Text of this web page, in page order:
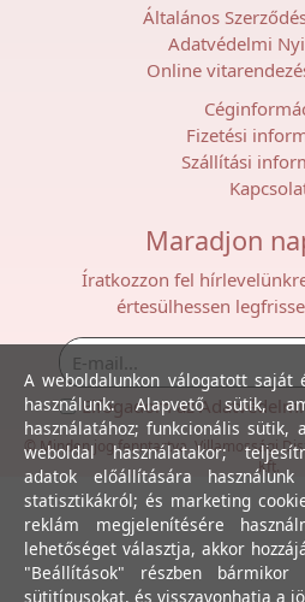
Általános
Adatvédelmi
Online
Fizetési
Szállítási
Maradjon
Íratkozzon fel
értesülhessen
Elfogadom az
© Minden jog fenntartva. Villamossági
Kft.
A weboldalunkon válogatott
használunk: Alapvető sütik,
használatához; funkcionális sütik,
weboldal használatakor;
adatok előállítására
statisztikákról; és marketing
reklám megjelenítésére
lehetőséget választja, akkor
"Beállítások" részben
sütitípusokat, és visszavonhatja a